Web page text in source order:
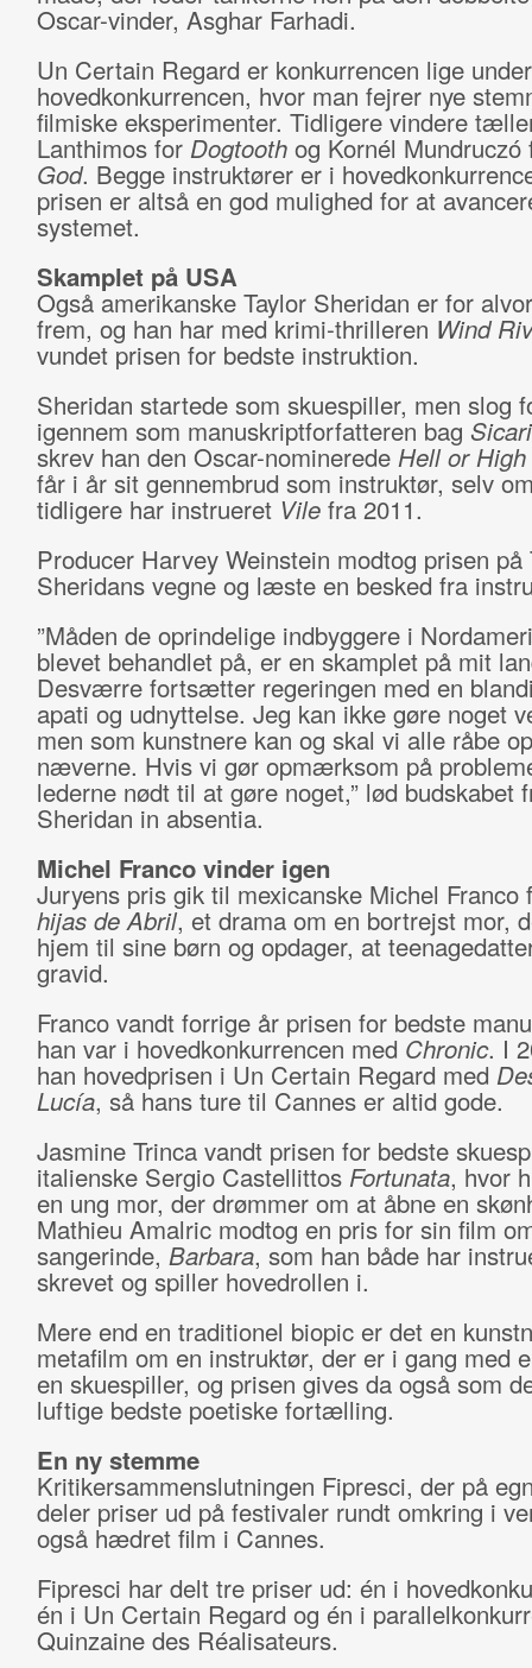
Oscar-vinder, Asghar Farhadi.
Un Certain Regard er konkurrencen lige under
hovedkonkurrencen, hvor man fejrer nye
filmiske eksperimenter. Tidligere vindere
Lanthimos for Dogtooth og Kornél
God. Begge instruktører er i
prisen er altså en god mulighed for at
systemet.
Skamplet på USA
Også amerikanske Taylor Sheridan er for
frem, og han har med krimi-thrilleren Wind
vundet prisen for bedste instruktion.
Sheridan startede som skuespiller, men slog
igennem som manuskriptforfatteren bag
skrev han den Oscar-nominerede Hell or High
får i år sit gennembrud som instruktør, selv
tidligere har instrueret Vile fra 2011.
Producer Harvey Weinstein modtog prisen på
Sheridans vegne og læste en besked fra
”Måden de oprindelige indbyggere i
blevet behandlet på, er en skamplet på mit
Desværre fortsætter regeringen med en
apati og udnyttelse. Jeg kan ikke gøre noget
men som kunstnere kan og skal vi alle råbe
næverne. Hvis vi gør opmærksom på
lederne nødt til at gøre noget,” lød budskabet
Sheridan in absentia.
Michel Franco vinder igen
Juryens pris gik til mexicanske Michel
hijas de Abril, et drama om en bortrejst mor,
hjem til sine børn og opdager, at
gravid.
Franco vandt forrige år prisen for bedste
han var i hovedkonkurrencen med Chronic. I
han hovedprisen i Un Certain Regard med
Lucía, så hans ture til Cannes er altid gode.
Jasmine Trinca vandt prisen for bedste
italienske Sergio Castellittos Fortunata, hvor
en ung mor, der drømmer om at åbne en
Mathieu Amalric modtog en pris for sin film
sangerinde, Barbara, som han både har
skrevet og spiller hovedrollen i.
Mere end en traditionel biopic er det en
metafilm om en instruktør, der er i gang med
en skuespiller, og prisen gives da også som
luftige bedste poetiske fortælling.
En ny stemme
Kritikersammenslutningen Fipresci, der på
deler priser ud på festivaler rundt omkring i
også hædret film i Cannes.
Fipresci har delt tre priser ud: én i
én i Un Certain Regard og én i
Quinzaine des Réalisateurs.